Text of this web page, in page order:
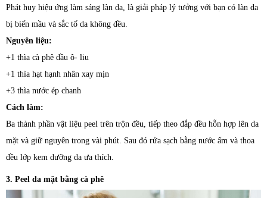
Phát huy hiệu ứng làm sáng làn da, là giải pháp lý tưởng với bạn có làn da
bị biến mầu và sắc tố da không đều.
Nguyên liệu:
+1 thìa cà phê dầu ô- liu
+1 thìa hạt hạnh nhân xay mịn
+3 thìa nước ép chanh
Cách làm:
Ba thành phần vật liệu peel trên trộn đều, tiếp theo đắp đều hỗn hợp lên da
mặt và giữ nguyên trong vài phút. Sau đó rửa sạch bằng nước ấm và thoa
đều lớp kem dưỡng da ưa thích.
3. Peel da mặt bằng cà phê